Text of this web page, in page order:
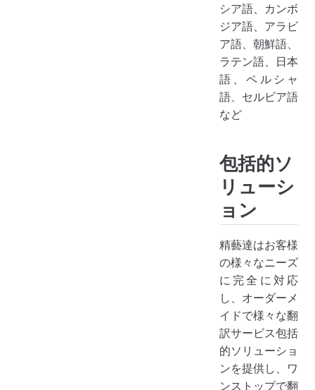
シア語、カンボ
ジア語、アラビ
ア語、朝鮮語、
ラテン語、日本
語、ペルシャ
語、セルビア語
など
包括的ソ
リューシ
ョン
精藝達はお客様
の様々なニーズ
に完全に対応
し、オーダーメ
イドで様々な翻
訳サービス包括
的ソリューショ
ンを提供し、ワ
ンストップで翻